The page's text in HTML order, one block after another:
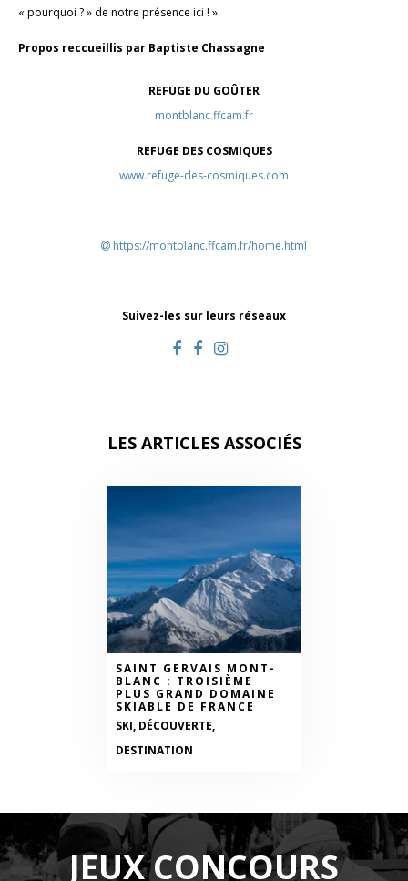
« pourquoi ? » de notre présence ici ! »
Propos reccueillis par Baptiste Chassagne
REFUGE DU GOÛTER
montblanc.ffcam.fr
REFUGE DES COSMIQUES
www.refuge-des-cosmiques.com
https://montblanc.ffcam.fr/home.html
Suivez-les sur leurs réseaux
LES ARTICLES ASSOCIÉS
SAINT GERVAIS MONT-
BLANC : TROISIÈME
PLUS GRAND DOMAINE
SKIABLE DE FRANCE
SKI, DÉCOUVERTE,
DESTINATION
JEUX CONCOURS